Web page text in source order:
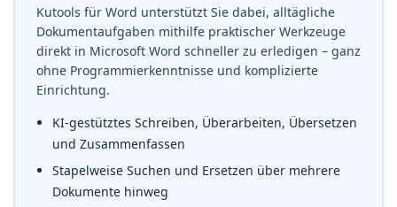
Kutools für Word unterstützt Sie dabei, alltägliche
Dokumentaufgaben mithilfe praktischer Werkzeuge
direkt in Microsoft Word schneller zu erledigen – ganz
ohne Programmierkenntnisse und komplizierte
Einrichtung.
KI-gestütztes Schreiben, Überarbeiten, Übersetzen
und Zusammenfassen
Stapelweise Suchen und Ersetzen über mehrere
Dokumente hinweg